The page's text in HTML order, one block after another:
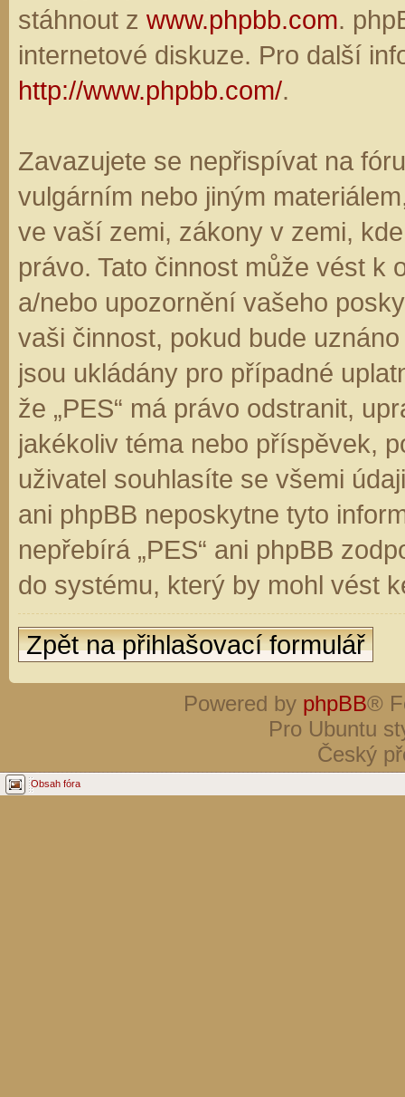
stáhnout z www.phpbb.com.
internetové diskuze. Pro další
http://www.phpbb.com/.
Zavazujete se nepřispívat na
vulgárním nebo jiným
ve vaší zemi, zákony v zemi,
právo. Tato činnost může vést k
a/nebo upozornění vašeho
vaši činnost, pokud bude
jsou ukládány pro případné
že „PES“ má právo odstranit,
jakékoliv téma nebo příspěvek,
uživatel souhlasíte se všemi
ani phpBB neposkytne tyto
nepřebírá „PES“ ani phpBB
do systému, který by mohl vést
Zpět na přihlašovací formulář
Powered by phpBB®
Pro Ubuntu
Český
Obsah fóra